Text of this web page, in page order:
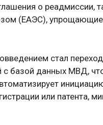
о реадмиссии,
(ЕАЭС), упрощающие
стал
с базой данных МВД,
или патента,